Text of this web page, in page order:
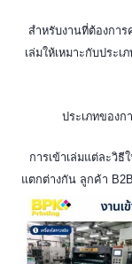
สำหรับงานที่ต้องกา
เล่มให้เหมาะกับประ
ประเภทของก
การเข้าเล่มแต่ละวิ
แตกต่างกัน ลูกค้า